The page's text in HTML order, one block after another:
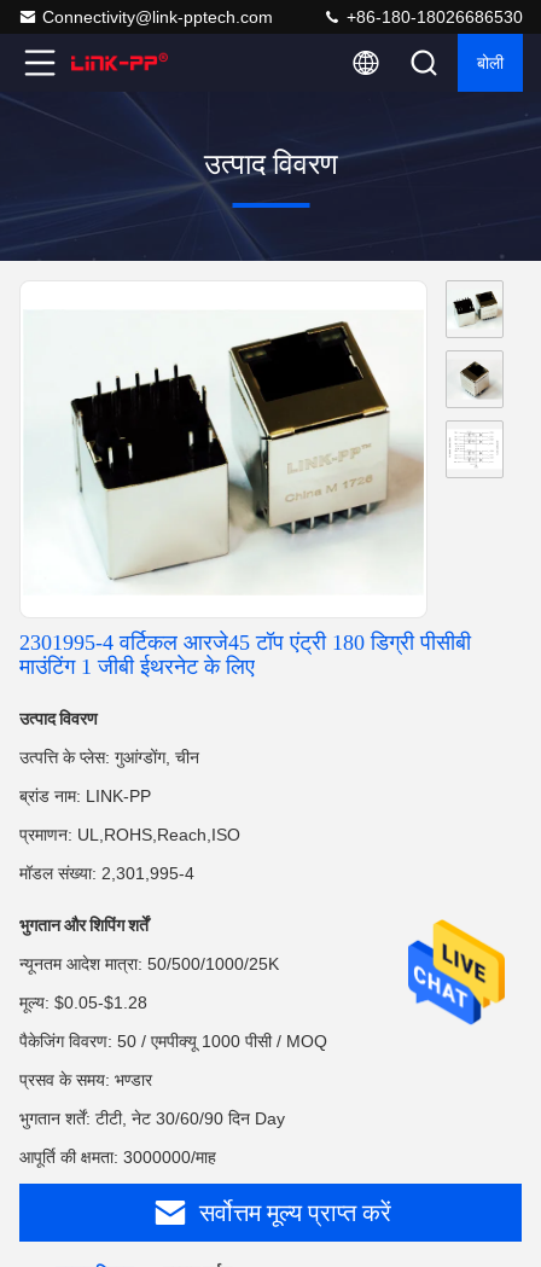
Connectivity@link-pptech.com +86-180-18026686530
बोली
उत्पाद विवरण
2301995-4 वर्टिकल आरजे45 टॉप एंट्री 180 डिग्री पीसीबी
माउंटिंग 1 जीबी ईथरनेट के लिए
उत्पाद विवरण
उत्पत्ति के प्लेस: गुआंग्डोंग, चीन
ब्रांड नाम: LINK-PP
प्रमाणन: UL,ROHS,Reach,ISO
मॉडल संख्या: 2,301,995-4
भुगतान और शिपिंग शर्तें
न्यूनतम आदेश मात्रा: 50/500/1000/25K
मूल्य: $0.05-$1.28
पैकेजिंग विवरण: 50 / एमपीक्यू 1000 पीसी / MOQ
प्रसव के समय: भण्डार
भुगतान शर्तें: टीटी, नेट 30/60/90 दिन Day
आपूर्ति की क्षमता: 3000000/माह
सर्वोत्तम मूल्य प्राप्त करें